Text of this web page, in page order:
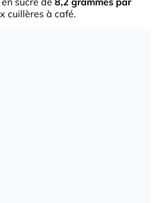
cuillères à café.